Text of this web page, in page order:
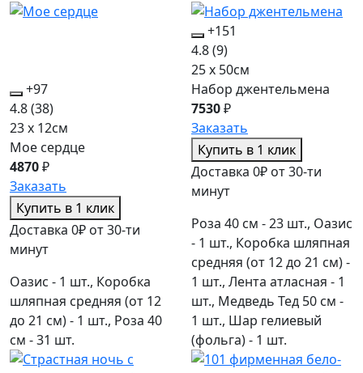
+97
4.8(38)
23 x 12см
Мое сердце
4870₽
Заказать
Купить в 1 клик
Доставка 0₽ от 30-ти
минут
Оазис - 1 шт., Коробка
шляпная средняя (от 12
до 21 см) - 1 шт., Роза 40
см - 31 шт.
+151
4.8(9)
25 x 50см
Набор джентельмена
7530₽
Заказать
Купить в 1 клик
Доставка 0₽ от 30-ти
минут
Роза 40 см - 23 шт., Оазис
- 1 шт., Коробка шляпная
средняя (от 12 до 21 см) -
1 шт., Лента атласная - 1
шт., Медведь Тед 50 см -
1 шт., Шар гелиевый
(фольга) - 1 шт.